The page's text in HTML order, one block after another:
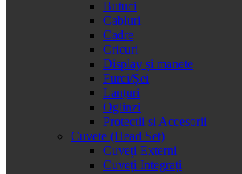
Butuci
Cabluri
Cadre
Cricuri
Display și manete
Furci/Șei
Lanțuri
Oglinzi
Protectii si Accesorii
Cuvete (Head Set)
Cuveți Externi
Cuveți Integrați